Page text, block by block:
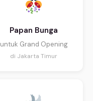
Papan Bunga
untuk Grand Opening
di Jakarta Timur